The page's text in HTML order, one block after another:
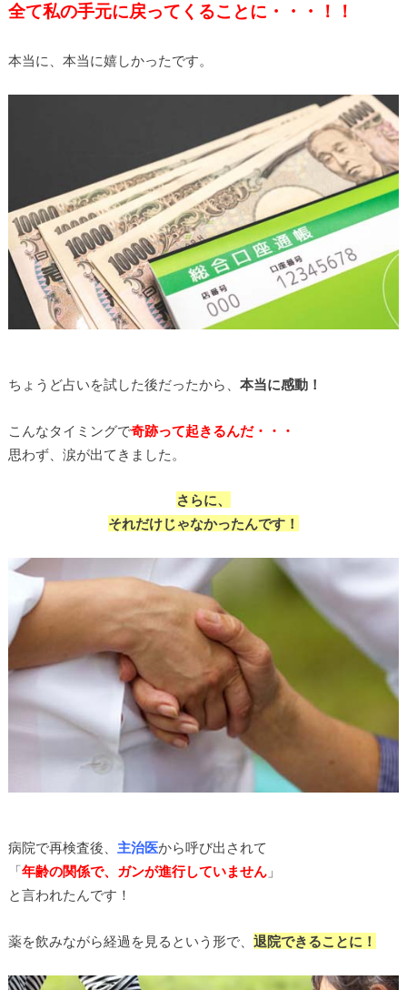
全て私の手元に戻ってくることに・・・！！
本当に、本当に嬉しかったです。
ちょうど占いを試した後だったから、 本当に感動！
こんなタイミングで奇跡って起きるんだ・・・
思わず、涙が出てきました。
さらに、
それだけじゃなかったんです！
病院で再検査後、 主治医から呼び出されて
「年齢の関係で、ガンが進行していません」
と言われたんです！
薬を飲みながら経過を見るという形で、 退院できることに！